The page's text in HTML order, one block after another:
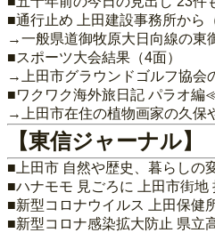
■通行止め 上田建設事務所から
→一般県道御牧原大日向線の東
■スポーツ大会結果（4面）
→上田市グラウンドゴルフ協会
■ワクワク海外旅日記 パラオ編
→上田市在住の植物画家の久保
【東信ジャーナル】
■上田市 自然や歴史、暮らしの
■ハナモモ 見ごろに 上田市街地
■新型コロナウイルス 上田保健
■新型コロナ感染拡大防止 県立